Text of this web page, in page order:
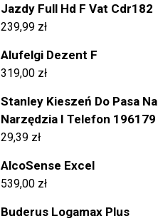
Jazdy Full Hd F Vat Cdr182
239,99 zł
Alufelgi Dezent F
319,00 zł
Stanley Kieszeń Do Pasa Na
Narzędzia I Telefon 196179
29,39 zł
AlcoSense Excel
539,00 zł
Buderus Logamax Plus